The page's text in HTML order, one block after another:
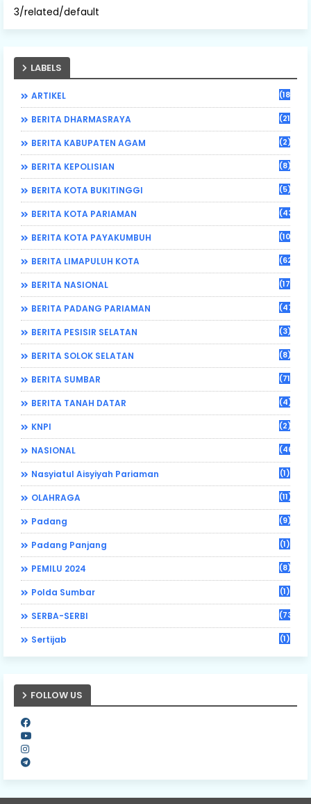
3/related/default
LABELS
ARTIKEL (184)
BERITA DHARMASRAYA (21)
BERITA KABUPATEN AGAM (2)
BERITA KEPOLISIAN (8)
BERITA KOTA BUKITINGGI (5)
BERITA KOTA PARIAMAN (43)
BERITA KOTA PAYAKUMBUH (108)
BERITA LIMAPULUH KOTA (62)
BERITA NASIONAL (17)
BERITA PADANG PARIAMAN (470)
BERITA PESISIR SELATAN (3)
BERITA SOLOK SELATAN (8)
BERITA SUMBAR (71)
BERITA TANAH DATAR (4)
KNPI (2)
NASIONAL (46)
Nasyiatul Aisyiyah Pariaman (1)
OLAHRAGA (11)
Padang (9)
Padang Panjang (1)
PEMILU 2024 (8)
Polda Sumbar (1)
SERBA-SERBI (73)
Sertijab (1)
FOLLOW US